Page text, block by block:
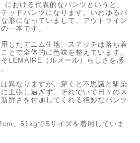
における代表的なパンツというと、
ッドパンツになります。いわゆるバ
形になっていまして、アウトライン
一本です。
したデニム生地、ステッチは落ち着
とで全体的に色味を整えています。
LEMAIRE（ルメール）らしさを感
異なりますが、穿くと不思議と馴染
主張し過ぎず、それでいて日々のス
鮮さを付加してくれる絶妙なパンツ
、61kgでSサイズを着用していま